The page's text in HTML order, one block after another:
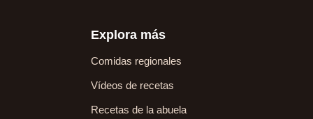
Explora más
Comidas regionales
Vídeos de recetas
Recetas de la abuela